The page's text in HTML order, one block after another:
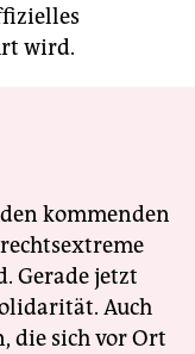
wird.
kommenden
Gerade jetzt
Auch
die sich vor Ort